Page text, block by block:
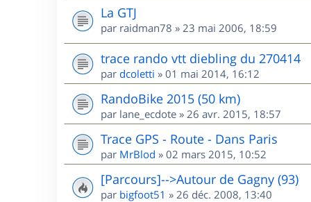
La GTJ
par raidman78 » 23 mai 2006, 18:59
trace rando vtt diebling du 270414
par dcoletti » 01 mai 2014, 16:12
RandoBike 2015 (50 km)
par lane_ecdote » 26 avr. 2015, 18:57
Trace GPS - Route - Dans Paris
par MrBlod » 02 mars 2015, 10:52
[Parcours]-->Autour de Gagny (93)
par bigfoot51 » 26 déc. 2008, 13:40